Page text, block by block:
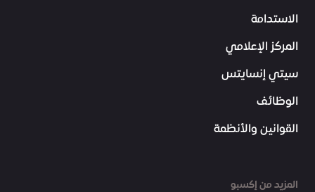
الاستدامة
المركز الإعلامي
سيتي إنسايتس
الوظائف
القوانين والأنظمة
المزيد من إكسبو